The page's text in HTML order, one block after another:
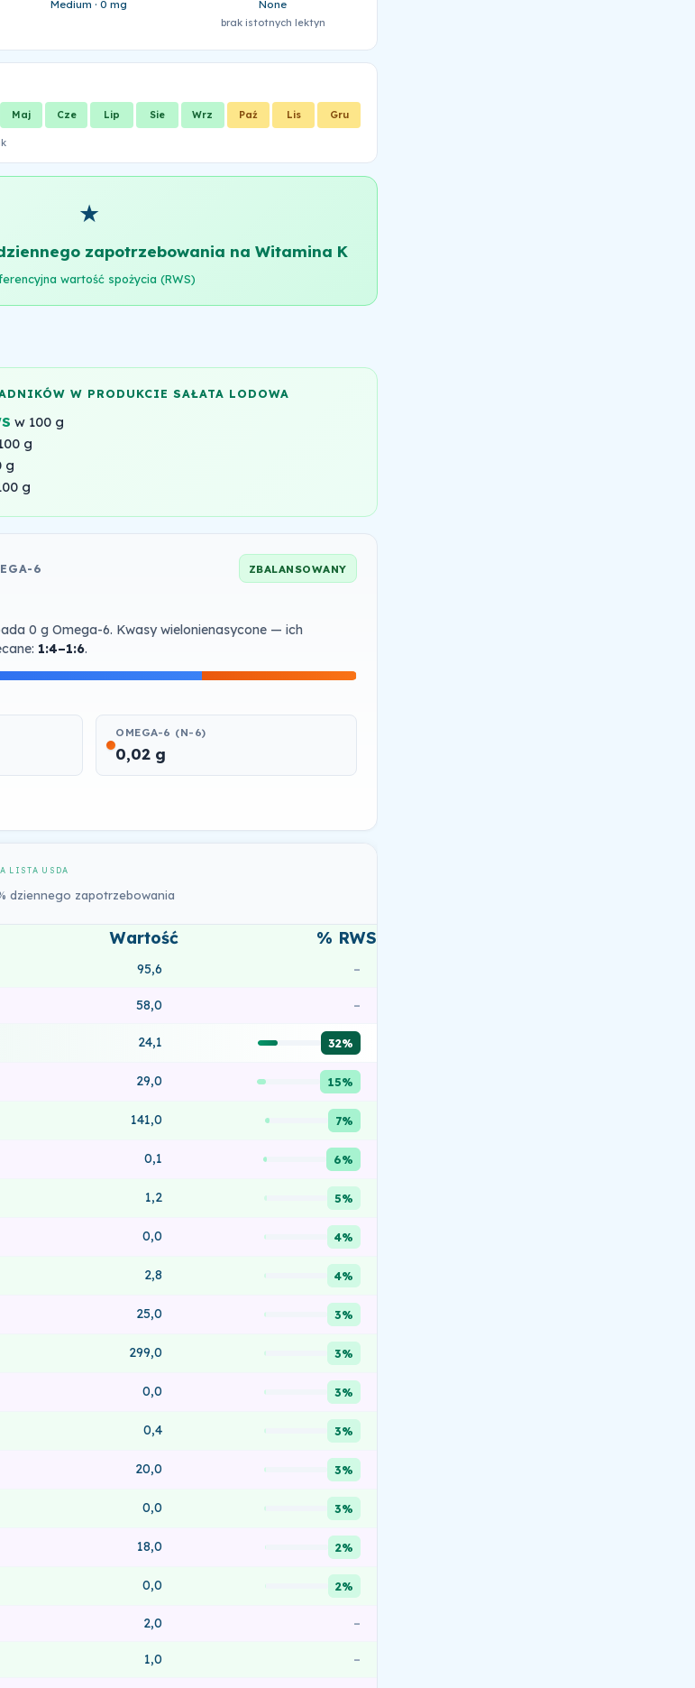
Medium · 0 mg None
brak istotnych lektyn
Maj Cze Lip Sie Wrz Paź Lis Gru
★
zapotrzebowania na Witamina K
wartość spożycia (RWS)
W PRODUKCIE SAŁATA LODOWA
w 100 g
g
g
g
6 ZBALANSOWANY
0 g Omega-6. Kwasy wielonienasycone — ich
1:4–1:6.
OMEGA-6 (N-6)
0,02 g
LISTA USDA
dziennego zapotrzebowania
Wartość % RWS
95,6 –
58,0 –
24,1 32%
29,0 15%
141,0 7%
0,1 6%
1,2 5%
0,0 4%
2,8 4%
25,0 3%
299,0 3%
0,0 3%
0,4 3%
20,0 3%
0,0 3%
18,0 2%
0,0 2%
2,0 –
1,0 –